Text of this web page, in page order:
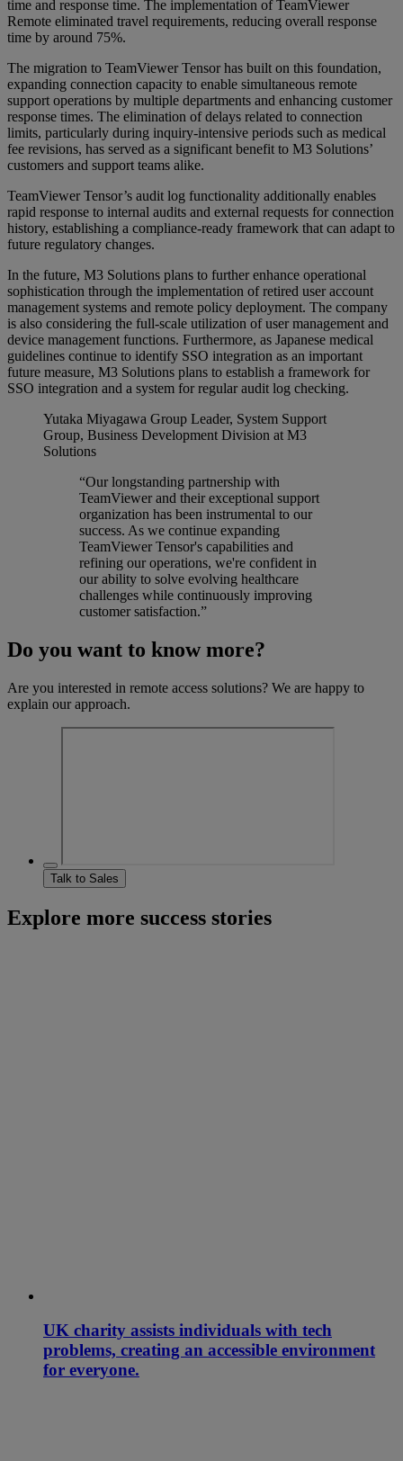
time and response time. The implementation of TeamViewer
Remote eliminated travel requirements, reducing overall response
time by around 75%.
The migration to TeamViewer Tensor has built on this foundation,
expanding connection capacity to enable simultaneous remote
support operations by multiple departments and enhancing customer
response times. The elimination of delays related to connection
limits, particularly during inquiry-intensive periods such as medical
fee revisions, has served as a significant benefit to M3 Solutions’
customers and support teams alike.
TeamViewer Tensor’s audit log functionality additionally enables
rapid response to internal audits and external requests for connection
history, establishing a compliance-ready framework that can adapt to
future regulatory changes.
In the future, M3 Solutions plans to further enhance operational
sophistication through the implementation of retired user account
management systems and remote policy deployment. The company
is also considering the full-scale utilization of user management and
device management functions. Furthermore, as Japanese medical
guidelines continue to identify SSO integration as an important
future measure, M3 Solutions plans to establish a framework for
SSO integration and a system for regular audit log checking.
Yutaka Miyagawa Group Leader, System Support
Group, Business Development Division at M3
Solutions
“Our longstanding partnership with
TeamViewer and their exceptional support
organization has been instrumental to our
success. As we continue expanding
TeamViewer Tensor's capabilities and
refining our operations, we're confident in
our ability to solve evolving healthcare
challenges while continuously improving
customer satisfaction.”
Do you want to know more?
Are you interested in remote access solutions? We are happy to
explain our approach.
Talk to Sales
Explore more success stories
UK charity assists individuals with tech
problems, creating an accessible environment
for everyone.